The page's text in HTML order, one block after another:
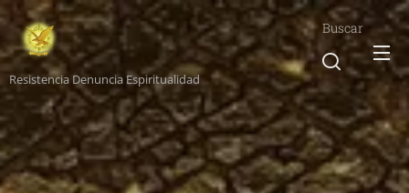
Resistencia Denuncia Espiritualidad
Buscar